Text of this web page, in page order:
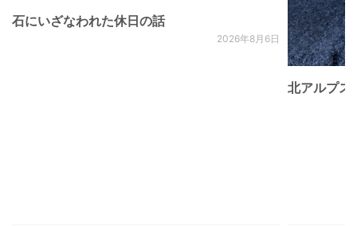
石にいざなわれた休日の話
2026年8月6日
北アルプ